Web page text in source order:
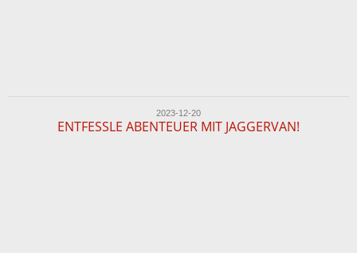
2023-12-20
ENTFESSLE ABENTEUER MIT JAGGERVAN!